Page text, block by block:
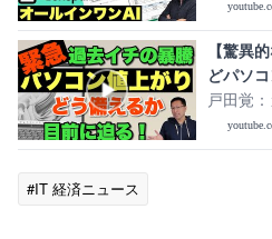
に、す
ンAIワ
【驚異
どパソ
はどう備
ンサー
からご
戸田覚
#IT 経済ニュース